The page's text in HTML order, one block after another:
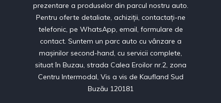
prezentare a produselor din parcul nostru auto.
Pentru oferte detaliate, achiziții, contactați-ne
telefonic, pe WhatsApp, email, formulare de
contact. Suntem un parc auto cu vânzare a
mașinilor second-hand, cu servicii complete,
situat în Buzau, strada Calea Eroilor nr.2, zona
Centru Intermodal, Vis a vis de Kaufland Sud
Buzău 120181